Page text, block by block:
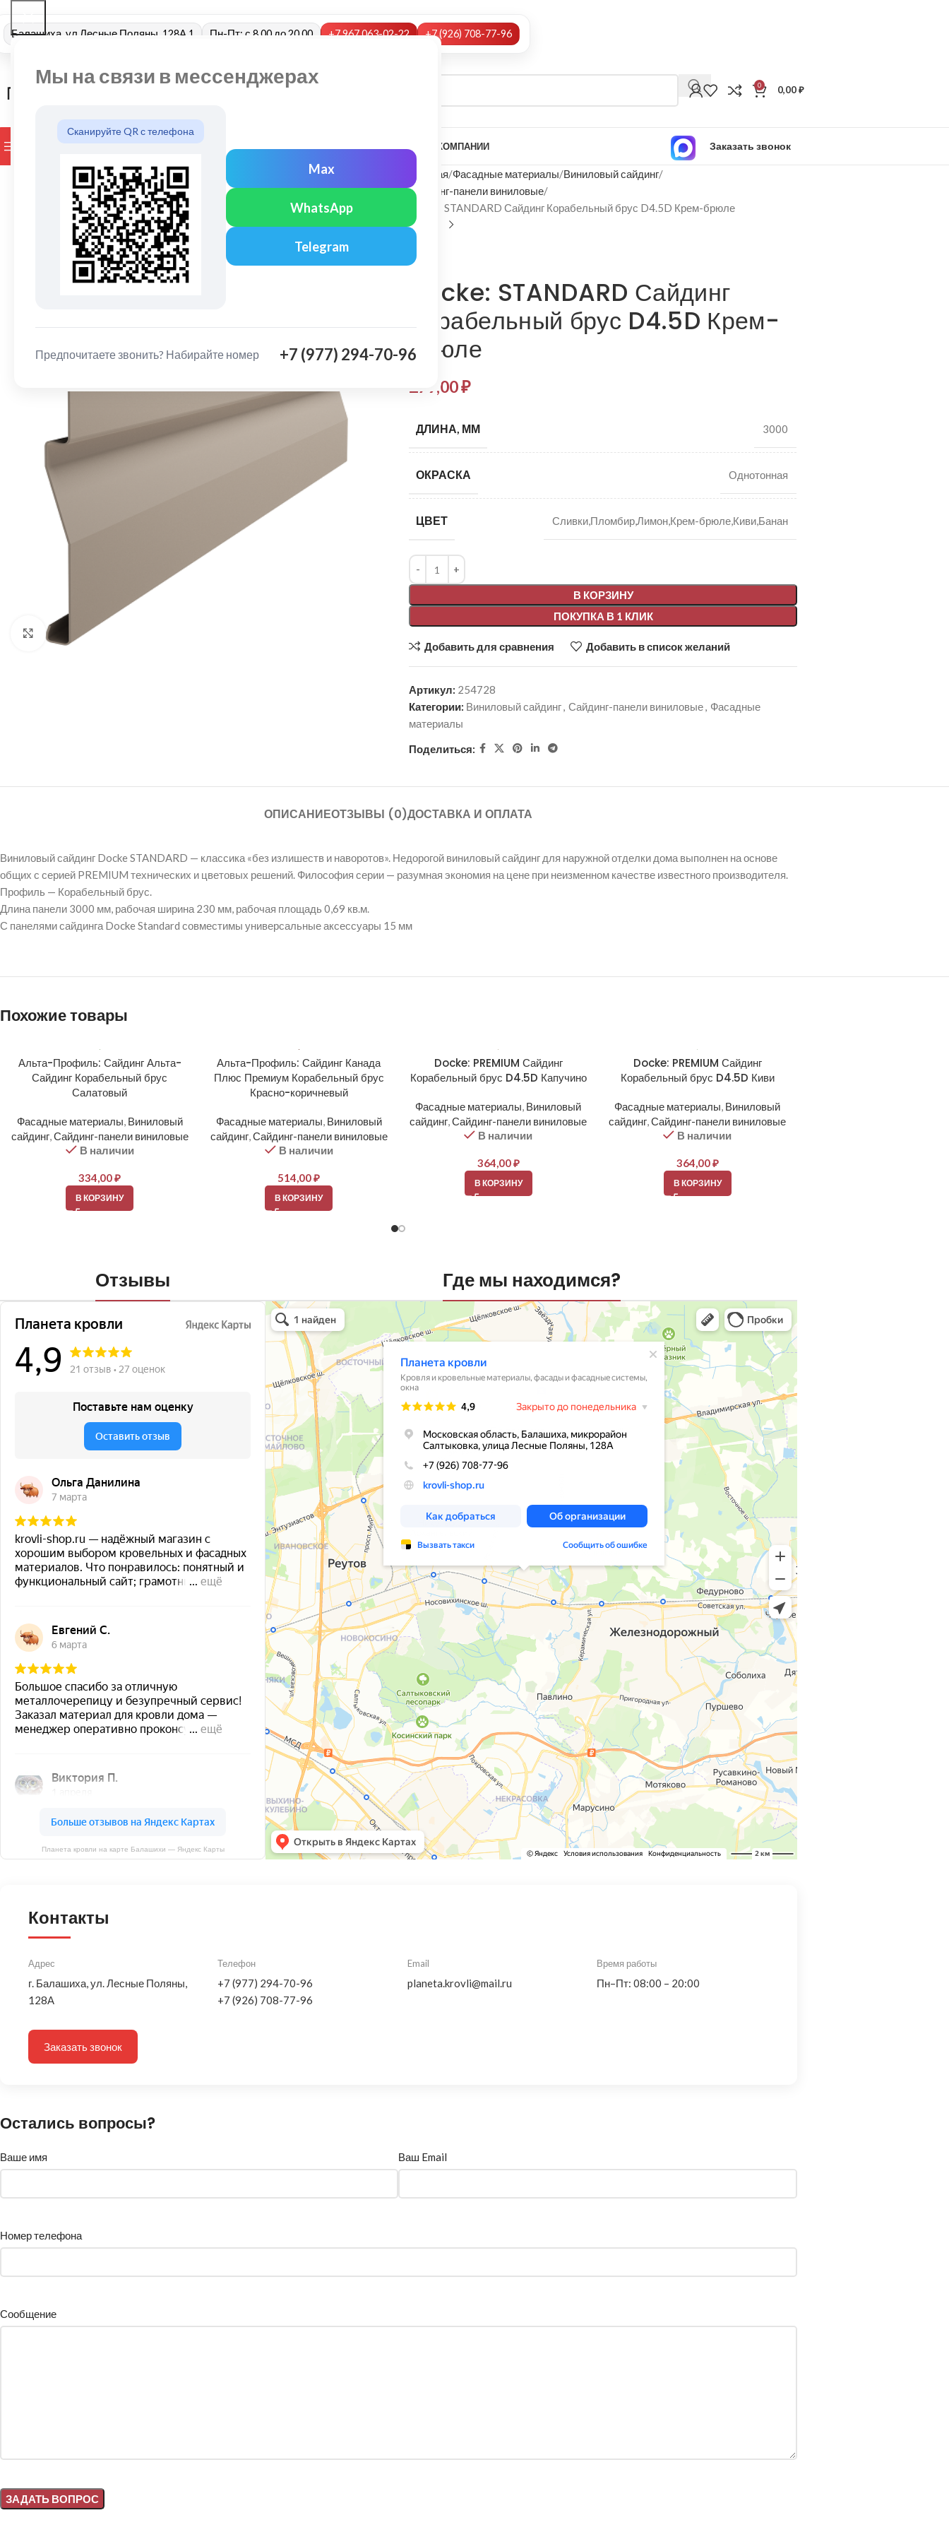
Мы на связи в мессенджерах
Сканируйте QR с телефона
Max
WhatsApp
Telegram
Предпочитаете звонить? Набирайте номер +7 (977) 294-70-96
Балашиха, ул Лесные Поляны, 128А 1 Пн-Пт: с 8.00 до 20.00 +7 967 063-02-22 +7 (926) 708-77-96
0 0,00₽
ПРОСМОТР КАТЕГОРИЙ БРЕНДЫ О КОМПАНИИ Заказать звонок
Нажмите, чтобы увеличить
Главная Фасадные материалы Виниловый сайдинг
Сайдинг-панели виниловые
Docke: STANDARD Сайдинг Корабельный брус D4.5D Крем-брюле
Docke
Docke: STANDARD Сайдинг
Корабельный брус D4.5D Крем-
брюле
279,00₽
ДЛИНА, ММ 3000
ОКРАСКА Однотонная
ЦВЕТ Сливки,Пломбир,Лимон,Крем-брюле,Киви,Банан
В КОРЗИНУ
ПОКУПКА В 1 КЛИК
Alternative:
Добавить для сравнения Добавить в список желаний
Артикул: 254728
Категории: Виниловый сайдинг, Сайдинг-панели виниловые, Фасадные
материалы
Поделиться:
ОПИСАНИЕОТЗЫВЫ (0)ДОСТАВКА И ОПЛАТА
Виниловый сайдинг Docke STANDARD — классика «без излишеств и наворотов». Недорогой виниловый сайдинг для наружной отделки дома выполнен на основе
общих с серией PREMIUM технических и цветовых решений. Философия серии — разумная экономия на цене при неизменном качестве известного производителя.
Профиль — Корабельный брус.
Длина панели 3000 мм, рабочая ширина 230 мм, рабочая площадь 0,69 кв.м.
С панелями сайдинга Docke Standard совместимы универсальные аксессуары 15 мм
Похожие товары
Альта-Профиль: Сайдинг Альта-
Сайдинг Корабельный брус
Салатовый
Фасадные материалы, Виниловый
сайдинг,Сайдинг-панели виниловые
В наличии
334,00₽
В КОРЗИНУ
Альта-Профиль: Сайдинг Канада
Плюс Премиум Корабельный брус
Красно-коричневый
Фасадные материалы, Виниловый
сайдинг,Сайдинг-панели виниловые
В наличии
514,00₽
В КОРЗИНУ
Docke: PREMIUM Сайдинг
Корабельный брус D4.5D Капучино
Фасадные материалы, Виниловый
сайдинг,Сайдинг-панели виниловые
В наличии
364,00₽
В КОРЗИНУ
Docke: PREMIUM Сайдинг
Корабельный брус D4.5D Киви
Фасадные материалы, Виниловый
сайдинг,Сайдинг-панели виниловые
В наличии
364,00₽
В КОРЗИНУ
Отзывы
Планета кровли на карте Балашихи — Яндекс Карты
Где мы находимся?
Планета кровли
Кровля и кровельные материалы в Балашихе
Окна в Балашихе
Контакты
Адрес
г. Балашиха, ул. Лесные Поляны,
128А
Телефон
+7 (977) 294-70-96
+7 (926) 708-77-96
Email
planeta.krovli@mail.ru
Время работы
Пн–Пт: 08:00 – 20:00
Заказать звонок
Остались вопросы?
Ваше имя Ваш Email
Номер телефона
Сообщение